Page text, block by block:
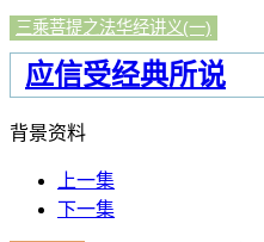
三乘菩提之法华经讲义(一)
应信受经典所说
背景资料
上一集
下一集